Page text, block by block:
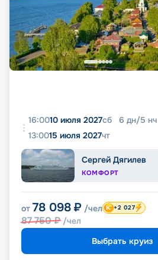
16:0010 июля 2027сб 6 дн/5 нч
13:0015 июля 2027чт
Сергей Дягилев
КОМФОРТ
от 78 098 ₽ /чел
87 750₽ /чел
+2 027
Выбрать круиз